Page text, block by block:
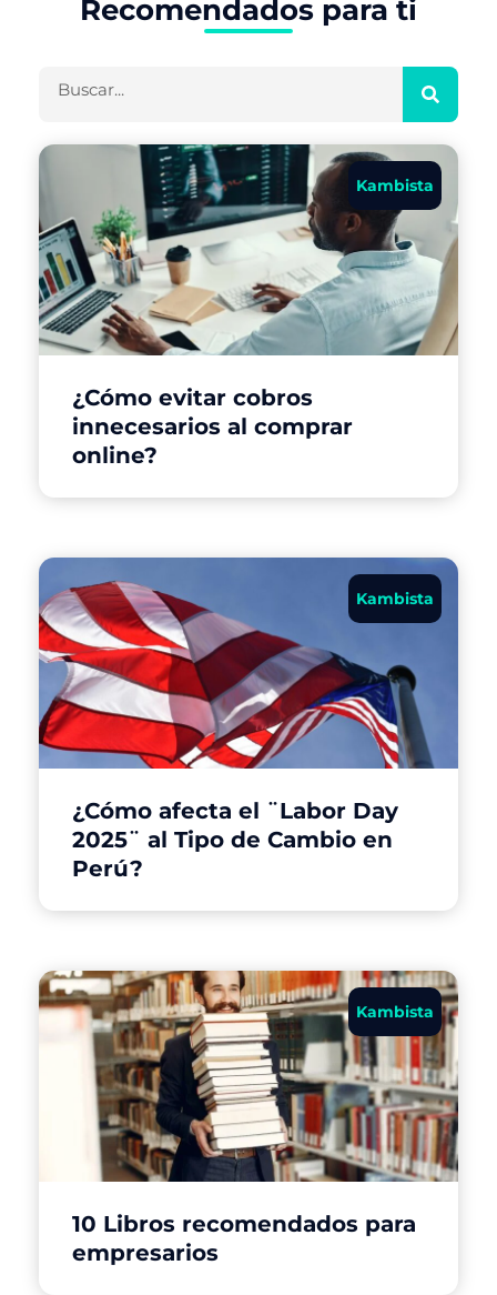
Recomendados para ti
Kambista
¿Cómo evitar cobros
innecesarios al comprar
online?
Kambista
¿Cómo afecta el ¨Labor Day
2025¨ al Tipo de Cambio en
Perú?
Kambista
10 Libros recomendados para
empresarios